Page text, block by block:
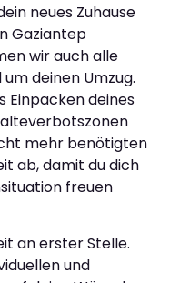
neues Zuhause
Gaziantep
wir auch alle
deinen Umzug.
Einpacken deines
mehr benötigten
ab, damit du dich
freuen
an erster Stelle.
und